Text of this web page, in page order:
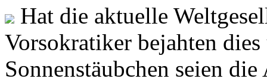
Hat die aktuelle
Vorsokratiker bejahten
Sonnenstäubchen seien